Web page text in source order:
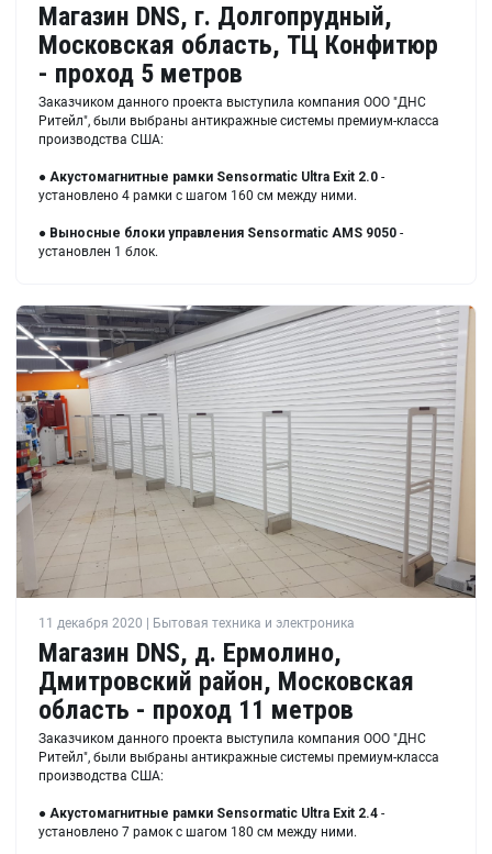
Магазин DNS, г. Долгопрудный,
Московская область, ТЦ Конфитюр
- проход 5 метров
Заказчиком данного проекта выступила компания ООО "ДНС
Ритейл", были выбраны антикражные системы премиум-класса
производства США:
● Акустомагнитные рамки Sensormatic Ultra Exit 2.0 -
установлено 4 рамки с шагом 160 см между ними.
● Выносные блоки управления Sensormatic AMS 9050 -
установлен 1 блок.
11 декабря 2020 | Бытовая техника и электроника
Магазин DNS, д. Ермолино,
Дмитровский район, Московская
область - проход 11 метров
Заказчиком данного проекта выступила компания ООО "ДНС
Ритейл", были выбраны антикражные системы премиум-класса
производства США:
● Акустомагнитные рамки Sensormatic Ultra Exit 2.4 -
установлено 7 рамок с шагом 180 см между ними.